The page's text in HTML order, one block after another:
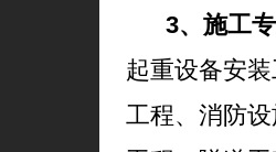
3、施工
起重设备安
工程、消防